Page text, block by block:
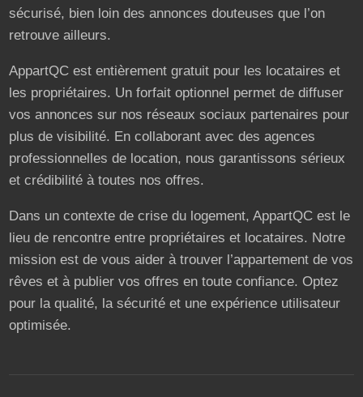
sécurisé, bien loin des annonces douteuses que l’on
retrouve ailleurs.
AppartQC est entièrement gratuit pour les locataires et
les propriétaires. Un forfait optionnel permet de diffuser
vos annonces sur nos réseaux sociaux partenaires pour
plus de visibilité. En collaborant avec des agences
professionnelles de location, nous garantissons sérieux
et crédibilité à toutes nos offres.
Dans un contexte de crise du logement, AppartQC est le
lieu de rencontre entre propriétaires et locataires. Notre
mission est de vous aider à trouver l’appartement de vos
rêves et à publier vos offres en toute confiance. Optez
pour la qualité, la sécurité et une expérience utilisateur
optimisée.